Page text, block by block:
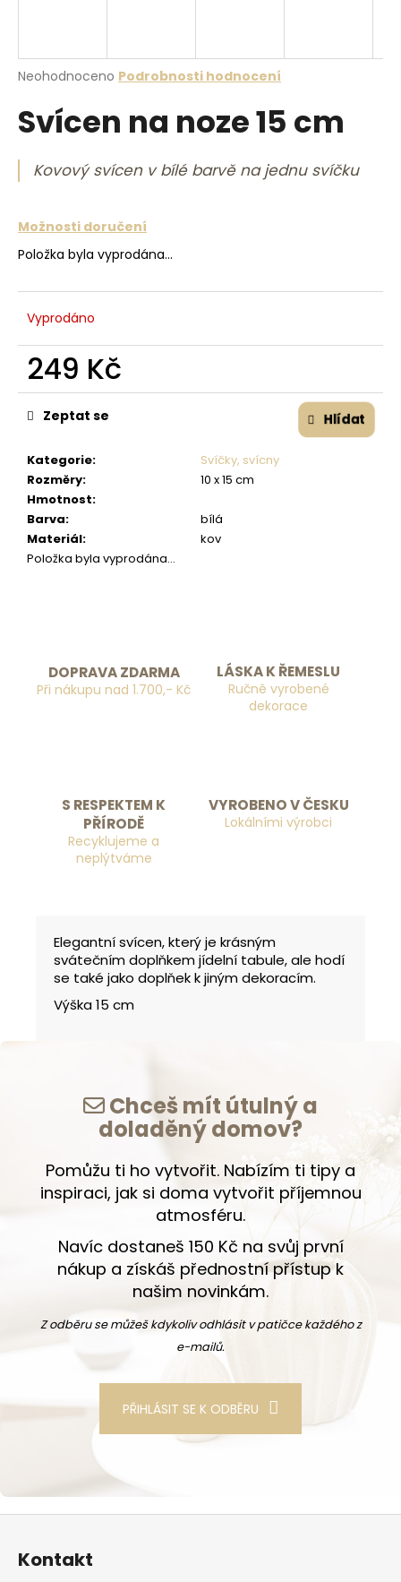
Průměrné hodnocení produktu je 0,0 z 5 hvězdiček.
Neohodnoceno Podrobnosti hodnocení
Svícen na noze 15 cm
Kovový svícen v bílé barvě na jednu svíčku
Možnosti doručení
Položka byla vyprodána…
Vyprodáno
249 Kč
Měrná cena:
Kategorie:
Svíčky, svícny
Rozměry:
10 x 15 cm
Hmotnost:
Barva:
bílá
Materiál:
kov
Položka byla vyprodána…
Zeptat se Hlídat
DOPRAVA ZDARMA
Při nákupu nad 1.700,- Kč
LÁSKA K ŘEMESLU
Ručně vyrobené
dekorace
S RESPEKTEM K
PŘÍRODĚ
Recyklujeme a
neplýtváme
VYROBENO V ČESKU
Lokálními výrobci
Elegantní svícen, který je krásným
svátečním doplňkem jídelní tabule, ale hodí
se také jako doplňek k jiným dekoracím.
Výška 15 cm
Chceš mít útulný a
doladěný domov?
Pomůžu ti ho vytvořit. Nabízím ti tipy a
inspiraci, jak si doma vytvořit příjemnou
atmosféru.
Navíc dostaneš 150 Kč na svůj první
nákup a získáš přednostní přístup k
našim novinkám.
Z odběru se můžeš kdykoliv odhlásit v patičce každého z
e-mailů.
PŘIHLÁSIT SE K ODBĚRU
í
?
D
p
o
u
u
e
m
e
Zápatí
Kontakt